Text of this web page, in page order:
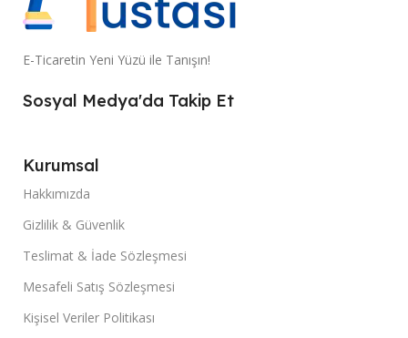
E-Ticaretin Yeni Yüzü ile Tanışın!
Sosyal Medya'da Takip Et
Kurumsal
Hakkımızda
Gizlilik & Güvenlik
Teslimat & İade Sözleşmesi
Mesafeli Satış Sözleşmesi
Kişisel Veriler Politikası